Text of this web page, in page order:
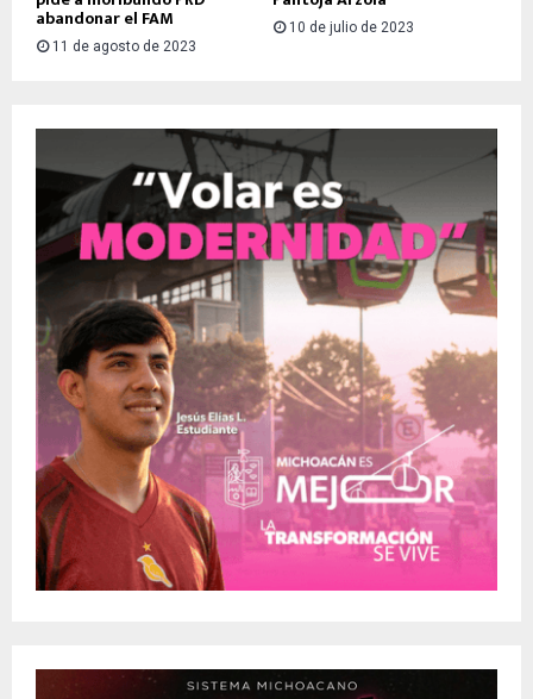
abandonar el FAM
11 de agosto de 2023
10 de julio de 2023